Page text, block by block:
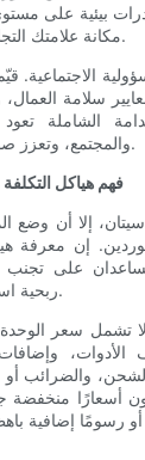
بيئية على
مكانة علامتك التجارية في مجال البيئة.
الاجتماعية.
سلامة
الشاملة تعود
والمجتمع، وتعزز صورة علامتك التجارية.
فهم هياكل
إلا أن وضع
إن معرفة
على تجنب
ربحية استثمارك في التغليف.
تشمل سعر
الأدوات،
والضرائب أو
أسعارًا منخفضة
رسومًا إضافية